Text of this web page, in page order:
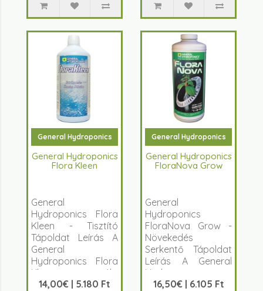
General Hydroponics
General Hydroponics
Flora Kleen
General
Hydroponics Flora
Kleen - Tisztító
Tápoldat Leírás A
General
Hydroponics Flora
Kleen egy speciális
tiszt..
14,00€ | 5.180 Ft
General Hydroponics
General Hydroponics
FloraNova Grow
General
Hydroponics
FloraNova Grow -
Növekedés
Serkentő Tápoldat
Leírás A General
Hydroponics
FloraNova Grow
16,50€ | 6.105 Ft